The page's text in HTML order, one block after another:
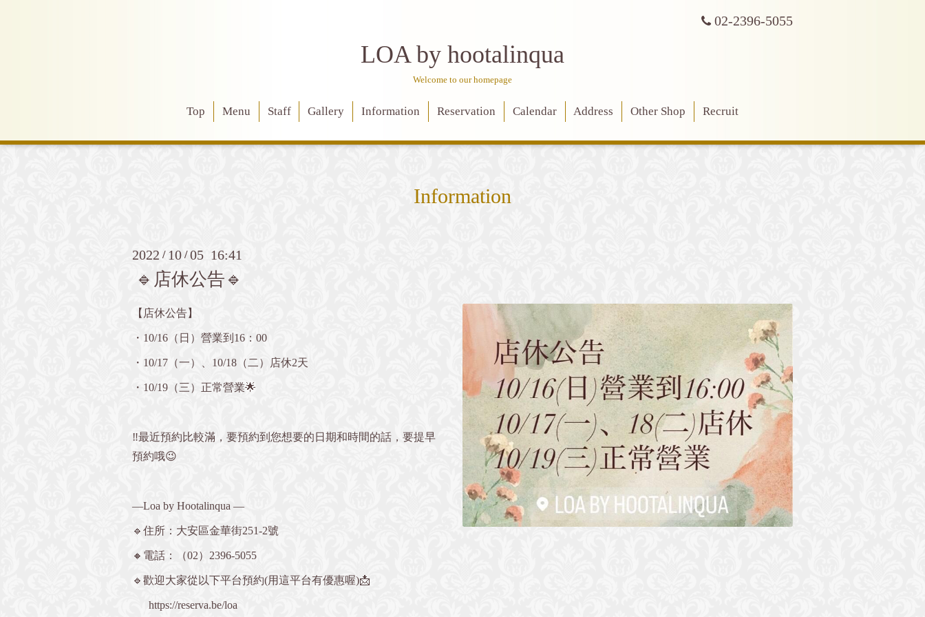
02-2396-5055
LOA by hootalinqua
Welcome to our homepage
Top Menu Staff Gallery Information Reservation Calendar Address Other Shop Recruit
Information
2022 / 10 /05 16:41
🔹店休公告🔹
【店休公告】
・10/16（日）營業到16：00
・10/17（一）、10/18（二）店休2天
・10/19（三）正常營業🌟
‼️最近預約比較滿，要預約到您想要的日期和時間的話，要提早
預約哦😉
—Loa by Hootalinqua —
🔹住所：大安區金華街251-2號
🔸電話：（02）2396-5055
🔹歡迎大家從以下平台預約(用這平台有優惠喔)📩
https://reserva.be/loa